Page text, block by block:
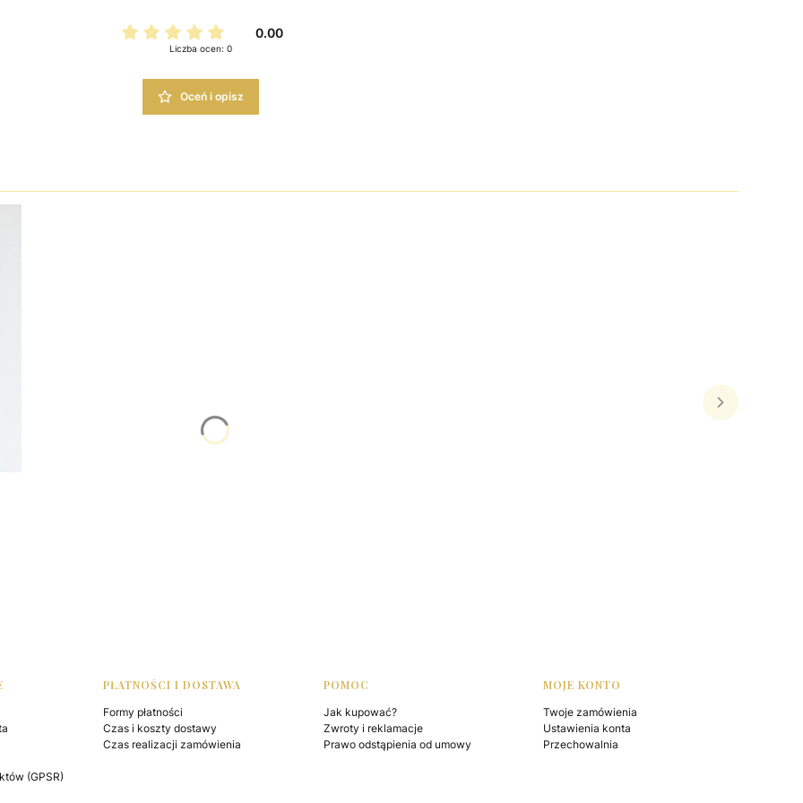
0.00
Liczba ocen: 0
Oceń i opisz
(GPSR)
PŁATNOŚCI I DOSTAWA
Formy płatności
Czas i koszty dostawy
Czas realizacji zamówienia
POMOC
Jak kupować?
Zwroty i reklamacje
Prawo odstąpienia od umowy
MOJE KONTO
Twoje zamówienia
Ustawienia konta
Przechowalnia